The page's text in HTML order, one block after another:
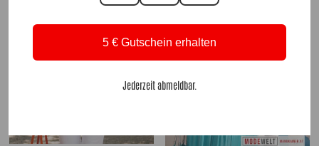
5 € Gutschein erhalten
Jederzeit abmeldbar.